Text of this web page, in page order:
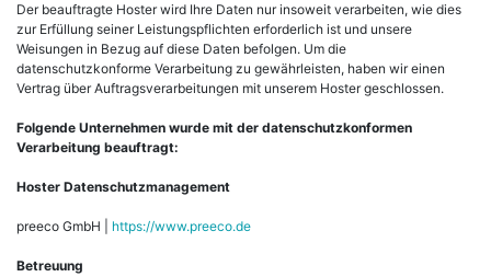
Der beauftragte Hoster wird Ihre Daten nur insoweit verarbeiten, wie dies
zur Erfüllung seiner Leistungspflichten erforderlich ist und unsere
Weisungen in Bezug auf diese Daten befolgen. Um die
datenschutzkonforme Verarbeitung zu gewährleisten, haben wir einen
Vertrag über Auftragsverarbeitungen mit unserem Hoster geschlossen.
Folgende Unternehmen wurde mit der datenschutzkonformen
Verarbeitung beauftragt:
Hoster Datenschutzmanagement
preeco GmbH | https://www.preeco.de
Betreuung